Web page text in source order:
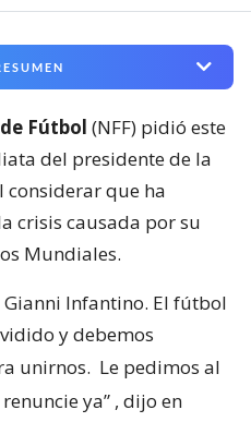
Fútbol (NFF) pidió este
del presidente de la
considerar que ha
crisis causada por su
Mundiales.
Infantino. El fútbol
y debemos
unirnos. Le pedimos al
ya” , dijo en